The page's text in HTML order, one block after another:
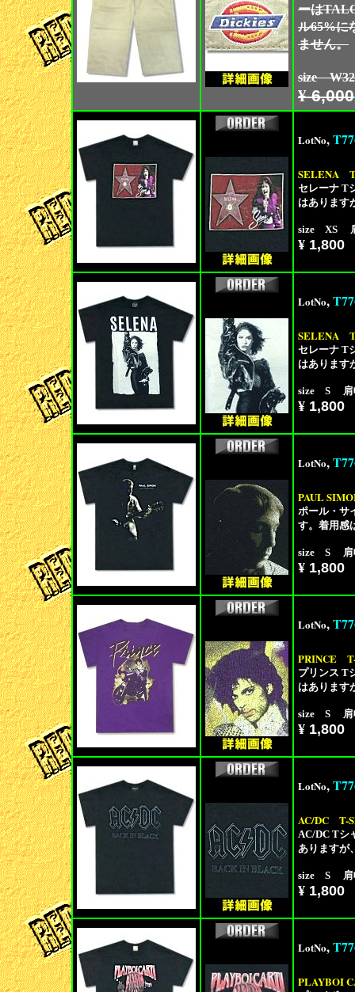
ーは
ル65%に
ません。
size
¥ 6,000
LotNo,
SELENA
セレーナ T
はあります
size XS 肩
¥ 1,800
LotNo,
SELENA
セレーナ T
はあります
size S 肩
¥ 1,800
LotNo,
PAUL
ポール・サ
す。着用感
size S 肩
¥ 1,800
LotNo,
PRINCE
プリンス T
はあります
size S 肩
¥ 1,800
LotNo,
AC/DC T-
AC/DC Tシ
ありますが
size S 肩
¥ 1,800
LotNo,
PLAYBOI